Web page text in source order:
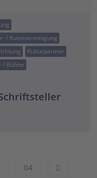
/ Kunstvereinigung
Kulturpartner
/ Bühne
04